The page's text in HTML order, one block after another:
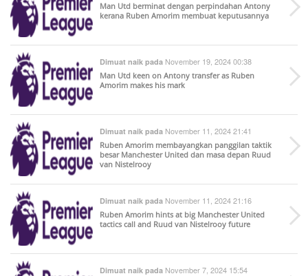
Man Utd berminat dengan perpindahan Antony
kerana Ruben Amorim membuat keputusannya
Dimuat naik pada November 19, 2024 00:38
Man Utd keen on Antony transfer as Ruben
Amorim makes his mark
Dimuat naik pada November 11, 2024 21:41
Ruben Amorim membayangkan panggilan taktik
besar Manchester United dan masa depan Ruud
van Nistelrooy
Dimuat naik pada November 11, 2024 21:16
Ruben Amorim hints at big Manchester United
tactics call and Ruud van Nistelrooy future
Dimuat naik pada November 7, 2024 15:54